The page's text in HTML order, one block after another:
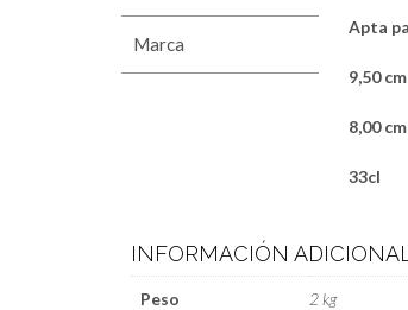
Marca
Apta
9,50
8,00
INFORMACIÓN ADICIONAL
Peso 2 kg